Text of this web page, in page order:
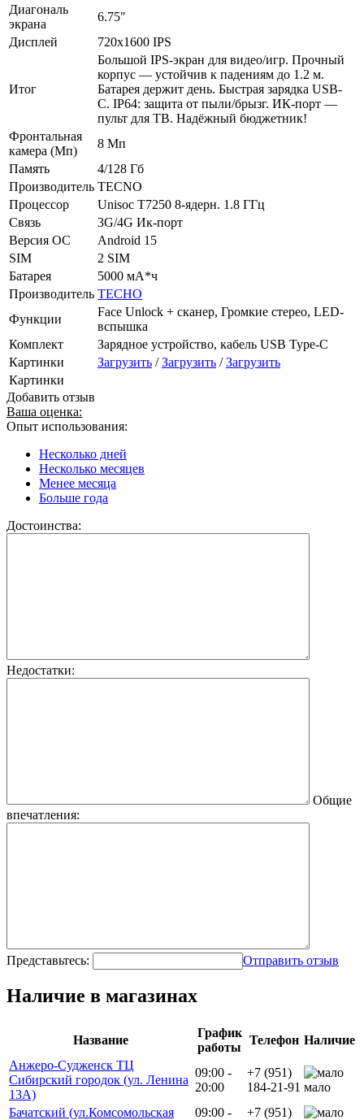
Диагональ
экрана
6.75"
Дисплей
720x1600 IPS
Итог
Большой IPS-экран для видео/игр. Прочный
корпус — устойчив к падениям до 1.2 м.
Батарея держит день. Быстрая зарядка USB-
C. IP64: защита от пыли/брызг. ИК-порт —
пульт для ТВ. Надёжный бюджетник!
Фронтальная
камера (Мп)
8 Мп
Память
4/128 Гб
Производитель TECNO
Процессор
Unisoc T7250 8-ядерн. 1.8 ГГц
Связь
3G/4G Ик-порт
Версия ОС
Android 15
SIM
2 SIM
Батарея
5000 мА*ч
Производитель TECHO
Функции
Face Unlock + сканер, Громкие стерео, LED-
вспышка
Комплект
Зарядное устройство, кабель USB Type-C
Картинки
Загрузить /Загрузить /Загрузить
Картинки
Добавить отзыв
Ваша оценка:
Опыт использования:
Несколько дней
Несколько месяцев
Менее месяца
Больше года
Достоинства:
Недостатки:
Общие
впечатления:
Представьтесь: Отправить отзыв
Наличие в магазинах
Название
График
работы
Телефон Наличие
Анжеро-Судженск ТЦ
Сибирский городок (ул. Ленина
13А)
09:00 -
20:00
+7 (951)
184-21-91 мало
Бачатский (ул.Комсомольская
09:00 - +7 (951)